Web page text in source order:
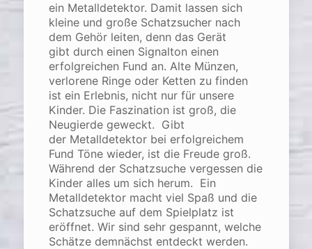
ein Metalldetektor. Damit lassen sich
kleine und große Schatzsucher nach
dem Gehör leiten, denn das Gerät
gibt durch einen Signalton einen
erfolgreichen Fund an. Alte Münzen,
verlorene Ringe oder Ketten zu finden
ist ein Erlebnis, nicht nur für unsere
Kinder. Die Faszination ist groß, die
Neugierde geweckt. Gibt
der Metalldetektor bei erfolgreichem
Fund Töne wieder, ist die Freude groß.
Während der Schatzsuche vergessen die
Kinder alles um sich herum. Ein
Metalldetektor macht viel Spaß und die
Schatzsuche auf dem Spielplatz ist
eröffnet. Wir sind sehr gespannt, welche
Schätze demnächst entdeckt werden.